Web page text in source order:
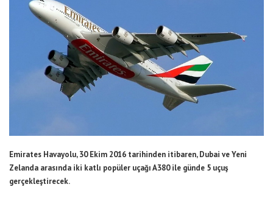
Emirates Havayolu, 30 Ekim 2016 tarihinden itibaren, Dubai ve Yeni
Zelanda arasında iki katlı popüler uçağı A380 ile günde 5 uçuş
gerçekleştirecek.